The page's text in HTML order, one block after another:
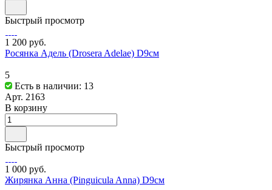
Быстрый просмотр
1 200 руб.
Росянка Адель (Drosera Adelae) D9см
5
Есть в наличии: 13
Арт. 2163
В корзину
Быстрый просмотр
1 000 руб.
Жирянка Анна (Pinguicula Anna) D9см